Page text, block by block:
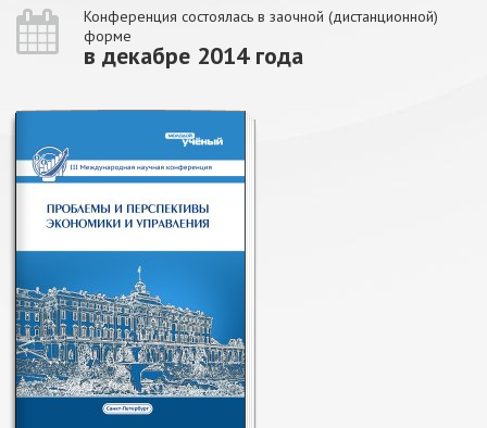
Конференция состоялась в заочной (дистанционной)
форме
в декабре 2014 года